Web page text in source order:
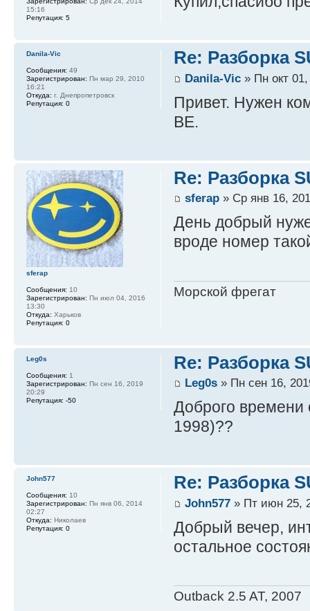
15:16
Репутация: 5
Re: Разборка
Danila-Vic» Пн окт 01,
Привет. Нужен
ВЕ.
Danila-Vic
Сообщения: 49
Зарегистрирован: Пн мар 29, 2010
16:21
Откуда: г. Днепропетровск
Репутация: 0
Re: Разборка
sferap» Ср янв 16,
День добрый
вроде номер
Морской фрегат
sferap
Сообщения: 10
Зарегистрирован: Пн июл 04, 2016
13:30
Откуда: Харьков
Репутация: 0
Re: Разборка
Leg0s» Пн сен 16,
Доброго времени
1998)??
Leg0s
Сообщения: 1
Зарегистрирован: Пн сен 16, 2019
20:29
Репутация: -50
Re: Разборка
John577» Пт июн 25,
Добрый вечер,
остальное
Outback 2.5 AT, 2007
John577
Сообщения: 10
Зарегистрирован: Пн янв 06, 2014
02:27
Откуда: Николаев
Репутация: 0